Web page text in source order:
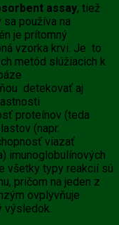
assay, tiež
používa na
je prítomný
vzorka krvi. Je to
metód slúžiacich k
detekovať aj
proteínov (teda
(napr.
viazať
imunoglobulínových
všetky typy reakcií sú
pričom na jeden z
ovplyvňuje
výsledok.